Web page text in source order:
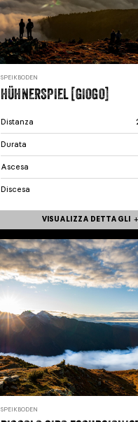
SPEIKBODEN
HÜHNERSPIEL [GIOGO]
Distanza
Durata
Ascesa
Discesa
VISUALIZZA DETTAGLI
SPEIKBODEN